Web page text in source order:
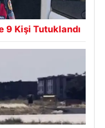
9 Kişi Tutuklandı